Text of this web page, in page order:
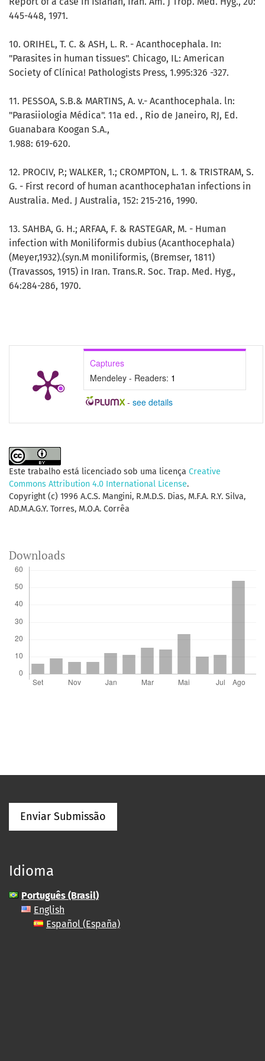
Captures
Mendeley - Readers: 1
- see details
445-448, 1971.
10. ORIHEL, T. C. & ASH, L. R. - Acanthocephala. In:
"Parasites in human tissues". Chicago, IL: American
Society of Clínica! Pathologists Press, 1.995:326 -327.
11. PESSOA, S.B.& MARTINS, A. v.- Acanthocephala. ln:
"Parasiiologia Médica". 11a ed. , Rio de Janeiro, RJ, Ed.
Guanabara Koogan S.A.,
1.988: 619-620.
12. PROCIV, P.; WALKER, 1.; CROMPTON, L. 1. & TRISTRAM, S.
G. - First record of human acanthocepha1an infections in
Australia. Med. J Australia, 152: 215-216, 1990.
13. SAHBA, G. H.; ARFAA, F. & RASTEGAR, M. - Human
infection with Moniliformis dubius (Acanthocephala)
(Meyer,1932).(syn.M moniliformis, (Bremser, 1811)
(Travassos, 1915) in Iran. Trans.R. Soc. Trap. Med. Hyg.,
64:284-286, 1970.
Este trabalho está licenciado sob uma licença Creative
Commons Attribution 4.0 International License.
Copyright (c) 1996 A.C.S. Mangini, R.M.D.S. Dias, M.F.A. R.Y. Silva,
AD.M.A.G.Y. Torres, M.O.A. Corrêa
Downloads
Enviar Submissão
Idioma
Português (Brasil)
English
Español (España)